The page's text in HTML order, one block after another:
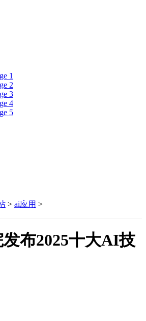
1
2
3
4
5
> ai应用 >
布2025十大AI技